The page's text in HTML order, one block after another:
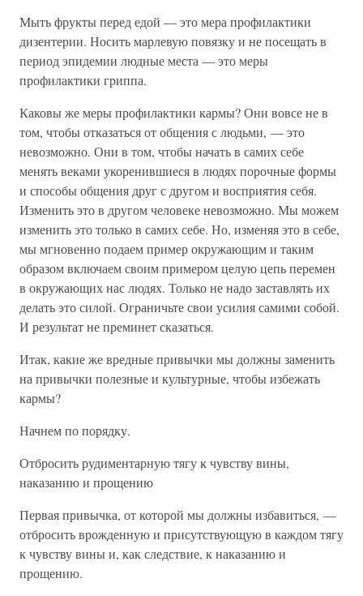
Мыть фрукты перед едой — это мера профилактики
дизентерии. Носить марлевую повязку и не посещать в
период эпидемии людные места — это меры
профилактики гриппа.
Каковы же меры профилактики кармы? Они вовсе не в
том, чтобы отказаться от общения с людьми, — это
невозможно. Они в том, чтобы начать в самих себе
менять веками укоренившиеся в людях порочные формы
и способы общения друг с другом и восприятия себя.
Изменить это в другом человеке невозможно. Мы можем
изменить это только в самих себе. Но, изменяя это в себе,
мы мгновенно подаем пример окружающим и таким
образом включаем своим примером целую цепь перемен
в окружающих нас людях. Только не надо заставлять их
делать это силой. Ограничьте свои усилия самими собой.
И результат не преминет сказаться.
Итак, какие же вредные привычки мы должны заменить
на привычки полезные и культурные, чтобы избежать
кармы?
Начнем по порядку.
Отбросить рудиментарную тягу к чувству вины,
наказанию и прощению
Первая привычка, от которой мы должны избавиться, —
отбросить врожденную и присутствующую в каждом тягу
к чувству вины и, как следствие, к наказанию и
прощению.